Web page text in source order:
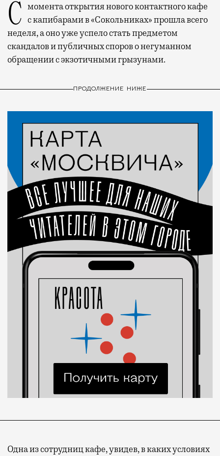
С момента открытия нового контактного кафе с капибарами в «Сокольниках» прошла всего
неделя, а оно уже успело стать предметом
скандалов и публичных споров о негуманном
обращении с экзотичными грызунами.
ПРОДОЛЖЕНИЕ НИЖЕ
Одна из сотрудниц кафе, увидев, в каких условиях